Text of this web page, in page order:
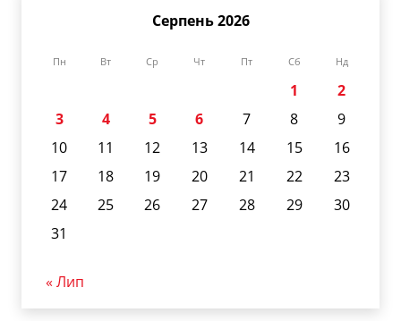
Серпень 2026
Пн Вт Ср Чт Пт Сб Нд
1
2
3
4 5 6 7 8
9
10
11 12 13 14 15
16
17
18 19 20 21 22
23
24
25 26 27 28 29
30
31
« Лип